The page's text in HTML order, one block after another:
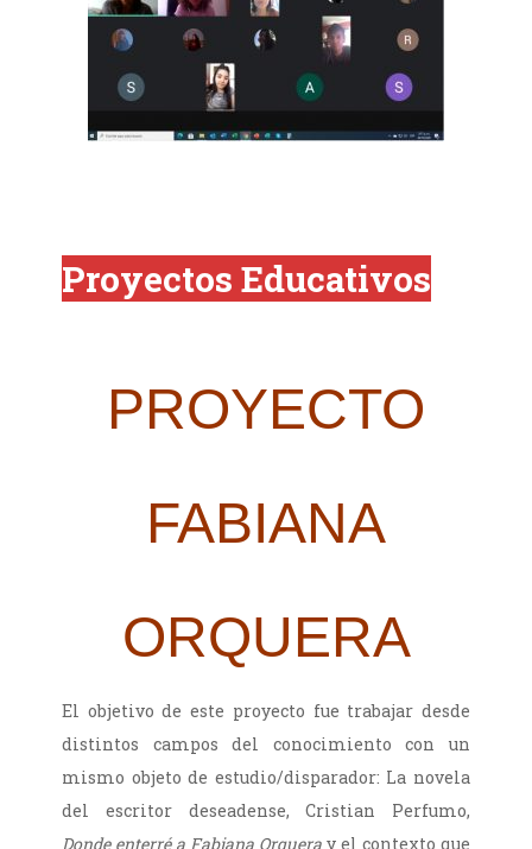
Proyectos Educativos
PROYECTO
FABIANA
ORQUERA
El objetivo de este proyecto fue trabajar desde
distintos campos del conocimiento con un
mismo objeto de estudio/disparador: La novela
del escritor deseadense, Cristian Perfumo,
Donde enterré a Fabiana Orquera y el contexto que